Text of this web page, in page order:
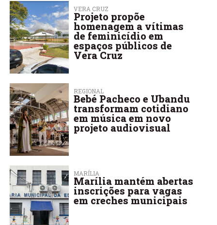
VERA CRUZ
Projeto propõe
homenagem a vítimas
de feminicídio em
espaços públicos de
Vera Cruz
REGIONAL
Bebé Pacheco e Ubandu
transformam cotidiano
em música em novo
projeto audiovisual
MARÍLIA
Marília mantém abertas
inscrições para vagas
em creches municipais